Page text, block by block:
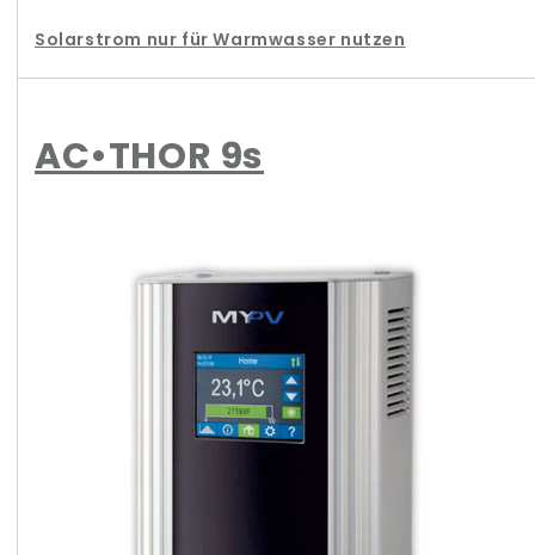
Solarstrom nur für Warmwasser nutzen
AC•THOR 9s